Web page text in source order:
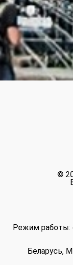
©
Режим работы:
Беларусь,